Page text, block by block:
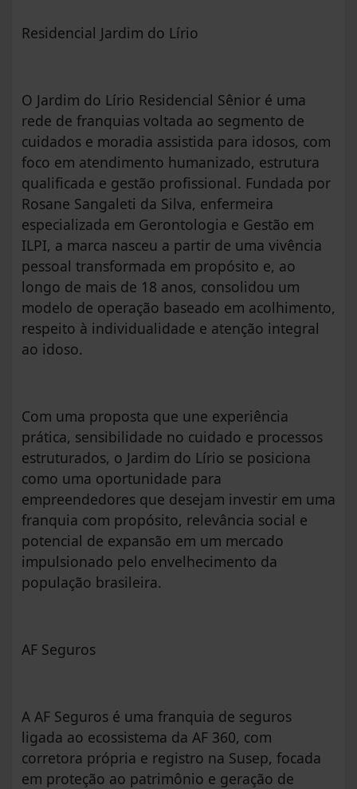
Residencial Jardim do Lírio
O Jardim do Lírio Residencial Sênior é uma
rede de franquias voltada ao segmento de
cuidados e moradia assistida para idosos, com
foco em atendimento humanizado, estrutura
qualificada e gestão profissional. Fundada por
Rosane Sangaleti da Silva, enfermeira
especializada em Gerontologia e Gestão em
ILPI, a marca nasceu a partir de uma vivência
pessoal transformada em propósito e, ao
longo de mais de 18 anos, consolidou um
modelo de operação baseado em acolhimento,
respeito à individualidade e atenção integral
ao idoso.
Com uma proposta que une experiência
prática, sensibilidade no cuidado e processos
estruturados, o Jardim do Lírio se posiciona
como uma oportunidade para
empreendedores que desejam investir em uma
franquia com propósito, relevância social e
potencial de expansão em um mercado
impulsionado pelo envelhecimento da
população brasileira.
AF Seguros
A AF Seguros é uma franquia de seguros
ligada ao ecossistema da AF 360, com
corretora própria e registro na Susep, focada
em proteção ao patrimônio e geração de